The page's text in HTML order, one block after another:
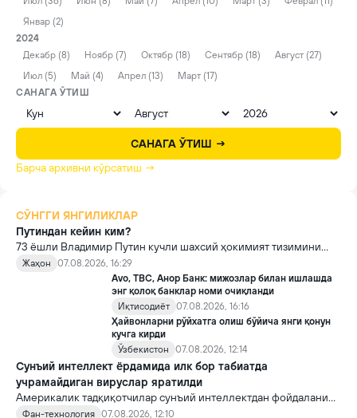
Январ (2)
2024
Декабр (8)
Ноябр (7) Октябр (18) Сентябр (18)
Август (27)
Июл (5)
Май (4) Апрел (13)
Март (17)
САНАГА ЎТИШ
САНАГА ЎТИШ →
Барча архивни кўрсатиш →
СЎНГГИ ЯНГИЛИКЛАР
Путиндан кейин ким?
73 ёшли Владимир Путин кучли шахсий ҳокимият тизимини
яратди, аммо ундан кейин ким келиши ва ҳокимиятни
топшириш механизми ҳали ноаниқ. Таҳлилчилар фикрича, бу
Кремлда ворислик жангига олиб келиши мумкин.
Жаҳон
07.08.2026, 16:29
Avo, TBC, Анор Банк: мижозлар билан ишлашда
энг қолоқ банклар номи очиқланди
Иқтисодиёт 07.08.2026, 16:16
Ҳайвонларни рўйхатга олиш бўйича янги қонун
кучга кирди
Ўзбекистон
07.08.2026, 12:14
Сунъий интеллект ёрдамида илк бор табиатда
учрамайдиган вируслар яратилди
Америкалик тадқиқотчилар сунъий интеллектдан фойдаланиб
16 та вирус яратди. Бу кашфиёт янги ютуқларга умид уйғотиш
Фан-технология 07.08.2026, 12:10